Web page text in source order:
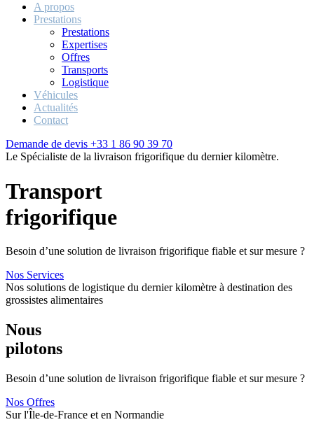
A propos
Prestations
Prestations
Expertises
Offres
Transports
Logistique
Véhicules
Actualités
Contact
Demande de devis +33 1 86 90 39 70
Le Spécialiste de la livraison frigorifique du dernier kilomètre.
Transport
frigorifique
Besoin d’une solution de livraison frigorifique fiable et sur mesure ?
Nos Services
Nos solutions de logistique du dernier kilomètre à destination des
grossistes alimentaires
Nous
pilotons
Besoin d’une solution de livraison frigorifique fiable et sur mesure ?
Nos Offres
Sur l'Île-de-France et en Normandie